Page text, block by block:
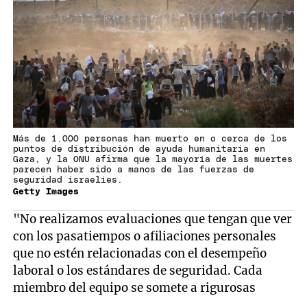
Getty Images
Más de 1.000 personas han muerto en o cerca de los
puntos de distribución de ayuda humanitaria en
Gaza, y la ONU afirma que la mayoría de las muertes
parecen haber sido a manos de las fuerzas de
seguridad israelíes.
"No realizamos evaluaciones que tengan que ver
con los pasatiempos o afiliaciones personales
que no estén relacionadas con el desempeño
laboral o los estándares de seguridad. Cada
miembro del equipo se somete a rigurosas